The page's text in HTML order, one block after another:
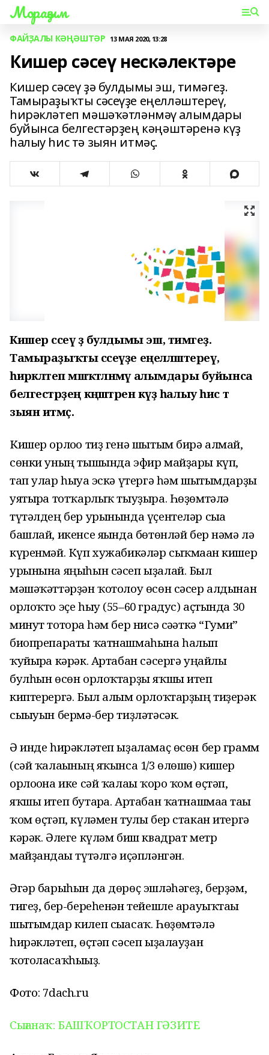
Мораҙым
ФАЙҘАЛЫ КӘҢӘШТӘР 13 МАЯ 2020, 13:28
Кишер сәсеү нескәлектәре
Кишер сәсеү ҙә булдымы эш, тимәгеҙ.
Тамыраҙыҡты сәсеүҙе еңелләштереү,
һирәкләтеп мәшәҡәтләнмәү алымдары
буйынса белгестәрҙең кәңәштәренә күҙ
һалыу һис тә зыян итмәҫ.
Кишер сәсеү ҙә булдымы эш, тимәгеҙ.
Тамыраҙыҡты сәсеүҙе еңелләштереү,
һирәкләтеп мәшәҡәтләнмәү алымдары буйынса
белгестәрҙең кәңәштәренә күҙ һалыу һис тә
зыян итмәҫ.
Кишер орлоғо тиҙ генә шытым бирә алмай,
сөнки уның тышында эфир майҙары күп,
тап улар һыуға эскә үтергә һәм шытымдарҙы
уятырға тотҡарлыҡ тыуҙыра. Һөҙөмтәлә
түтәлдең бер урынында үҫентеләр сыға
башлай, икенсе яғында бөтөнләй бер нәмә лә
күренмәй. Күп хужабикәләр сыҡмаған кишер
урынына яңыһын сәсеп ыҙалай. Был
мәшәҡәттәрҙән ҡотолоу өсөн сәсер алдынан
орлоҡто эҫе һыу (55–60 градус) аҫтында 30
минут тоторға һәм бер нисә сәғәткә “Гуми”
биопрепараты ҡатнашмаһына һалып
ҡуйырға кәрәк. Артабан сәсергә уңайлы
булһын өсөн орлоҡтарҙы яҡшы итеп
киптерергә. Был алым орлоҡтарҙың тиҙерәк
сығыуын бермә-бер тиҙләтәсәк.
Ә инде һирәкләтеп ыҙаламаҫ өсөн бер грамм
(сәй ҡалағының яҡынса 1/3 өлөшө) кишер
орлоғона ике сәй ҡалағы ҡоро ҡом өҫтәп,
яҡшы итеп бутарға. Артабан ҡатнашмаға тағы
ҡом өҫтәп, күләмен тулы бер стакан итергә
кәрәк. Әлеге күләм биш квадрат метр
майҙандағы түтәлгә иҫәпләнгән.
Әгәр барыһын да дөрөҫ эшләһәгеҙ, берҙәм,
тигеҙ, бер-береһенән тейешле арауыҡтағы
шытымдар килеп сығасаҡ. Һөҙөмтәлә
һирәкләтеп, өҫтәп сәсеп ыҙалауҙан
ҡотоласаҡһығыҙ.
Фото: 7dach.ru
Сығанаҡ: БАШҠОРТОСТАН ГӘЗИТЕ